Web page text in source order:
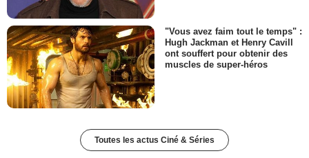
"Vous avez faim tout le temps" :
Hugh Jackman et Henry Cavill
ont souffert pour obtenir des
muscles de super-héros
Toutes les actus Ciné & Séries